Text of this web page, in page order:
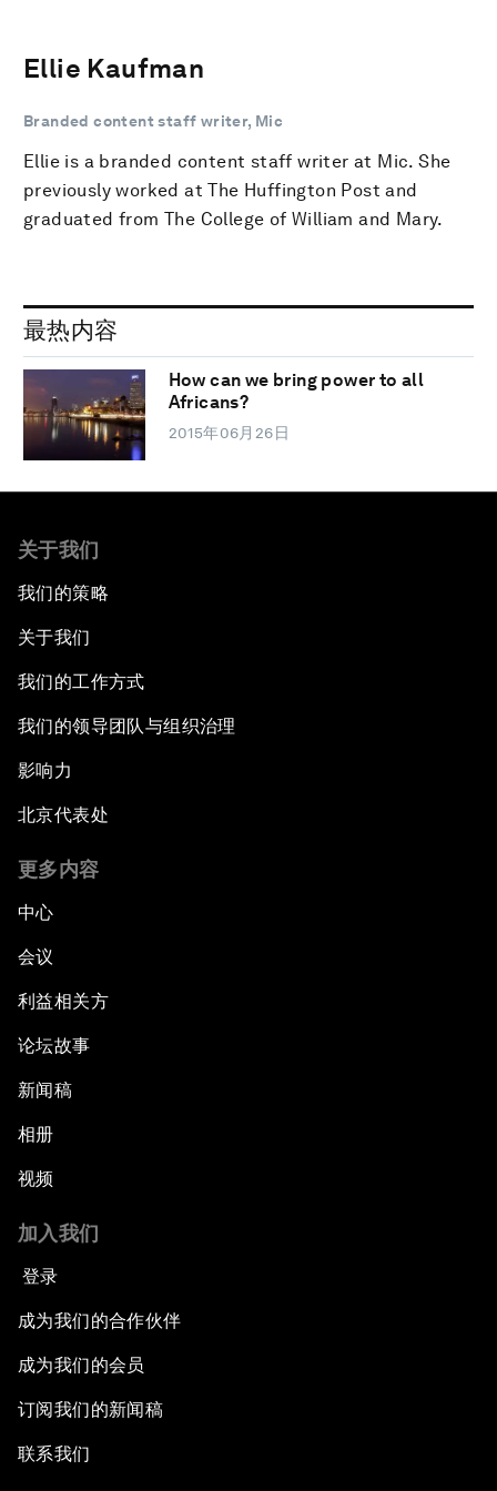
Ellie Kaufman
Branded content staff writer, Mic
Ellie is a branded content staff writer at Mic. She
previously worked at The Huffington Post and
graduated from The College of William and Mary.
最热内容
How can we bring power to all
Africans?
2015年06月26日
关于我们
我们的策略
关于我们
我们的工作方式
我们的领导团队与组织治理
影响力
北京代表处
更多内容
中心
会议
利益相关方
论坛故事
新闻稿
相册
视频
加入我们
登录
成为我们的合作伙伴
成为我们的会员
订阅我们的新闻稿
联系我们